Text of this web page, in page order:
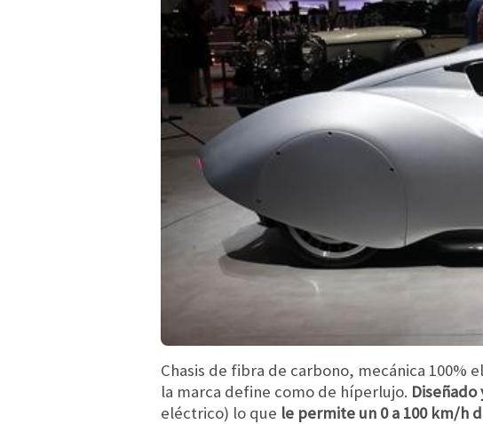
Chasis de fibra de carbono, mecánica 100%
la marca define como de híperlujo.
eléctrico) lo que le permite un 0 a 100 km/h